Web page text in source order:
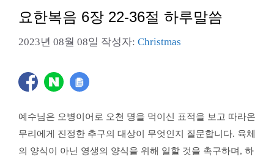
요한복음 6장 22-36절 하루말씀
2023년 08월 08일 작성자: Christmas
예수님은 오병이어로 오천 명을 먹이신 표적을 보고 따라온
무리에게 진정한 추구의 대상이 무엇인지 질문합니다. 육체
의 양식이 아닌 영생의 양식을 위해 일할 것을 촉구하며, 하